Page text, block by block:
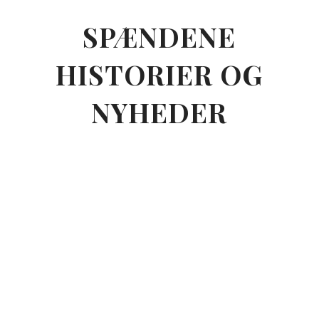
SPÆNDENE
HISTORIER OG
NYHEDER